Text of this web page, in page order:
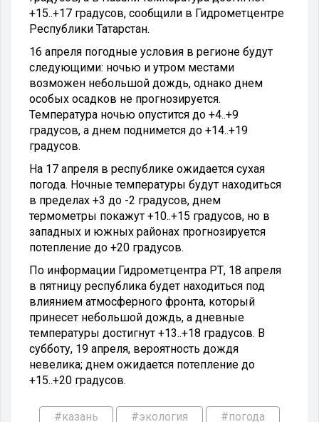
+15..+17 градусов, сообщили в Гидрометцентре
Республики Татарстан.
16 апреля погодные условия в регионе будут
следующими: ночью и утром местами
возможен небольшой дождь, однако днем
особых осадков не прогнозируется.
Температура ночью опустится до +4..+9
градусов, а днем поднимется до +14..+19
градусов.
На 17 апреля в республике ожидается сухая
погода. Ночные температуры будут находиться
в пределах +3 до -2 градусов, днем
термометры покажут +10..+15 градусов, но в
западных и южных районах прогнозируется
потепление до +20 градусов.
По информации Гидрометцентра РТ, 18 апреля
в пятницу республика будет находиться под
влиянием атмосферного фронта, который
принесет небольшой дождь, а дневные
температуры достигнут +13..+18 градусов. В
субботу, 19 апреля, вероятность дождя
невелика; днем ожидается потепление до
+15..+20 градусов.
#казань #экология #погода